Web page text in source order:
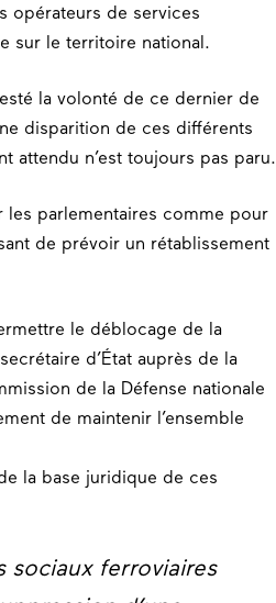
opérateurs de services
sur le territoire national.
la volonté de ce dernier de
disparition de ces différents
attendu n’est toujours pas paru.
parlementaires comme pour
de prévoir un rétablissement
le déblocage de la
d’État auprès de la
de la Défense nationale
de maintenir l’ensemble
la base juridique de ces
sociaux ferroviaires